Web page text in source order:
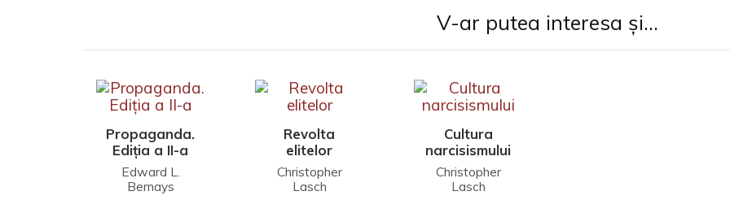
V-ar putea interesa și...
Propaganda.
Ediția a II-a
Edward L.
Bernays
Revolta
elitelor
Christopher
Lasch
Cultura
narcisismului
Christopher
Lasch